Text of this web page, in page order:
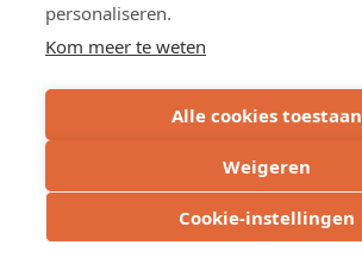
personaliseren.
Kom meer te weten
Alle cookies toestaan
Weigeren
Cookie-instellingen
Inschrijven
Word lid
Voka 2026
Privacyverklaring
Cookie verklaring
Cookie instellingen
BE 0413.673.821 - RPR: Brussel